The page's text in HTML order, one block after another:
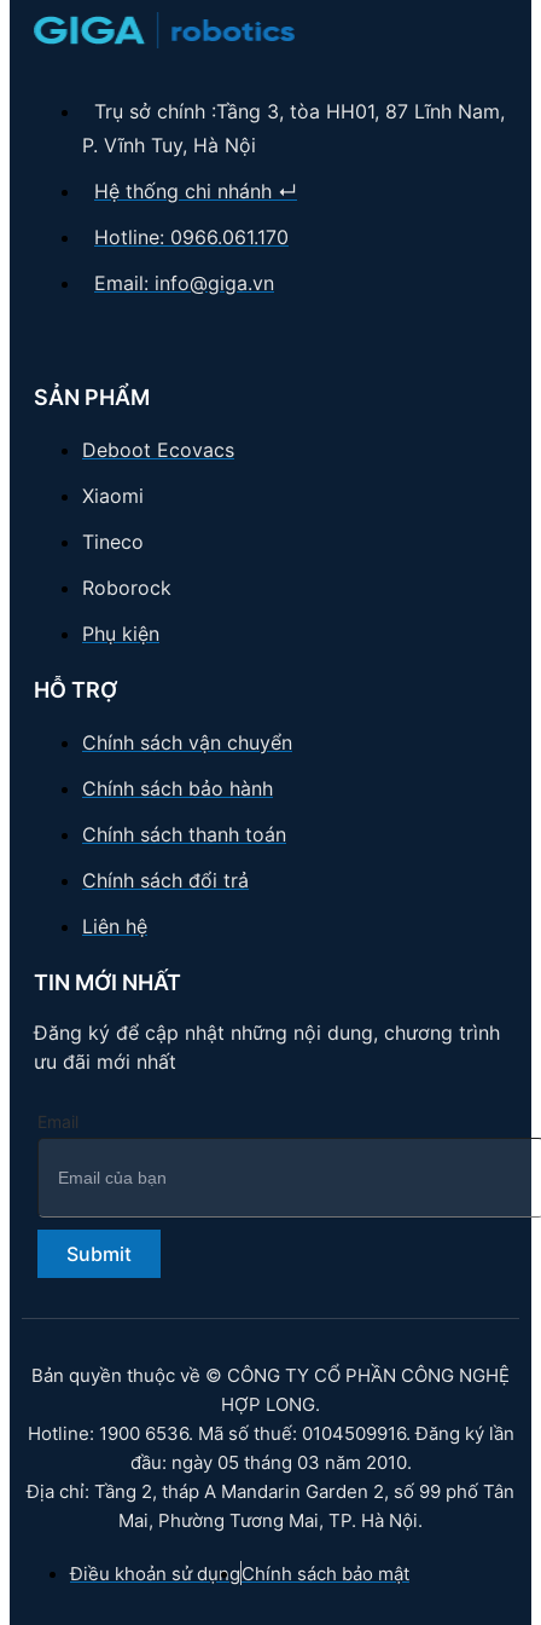
Trụ sở chính :Tầng 3, tòa HH01, 87 Lĩnh Nam,
P. Vĩnh Tuy, Hà Nội
Hệ thống chi nhánh ↵
Hotline: 0966.061.170
Email: info@giga.vn
SẢN PHẨM
Deboot Ecovacs
Xiaomi
Tineco
Roborock
Phụ kiện
HỖ TRỢ
Chính sách vận chuyển
Chính sách bảo hành
Chính sách thanh toán
Chính sách đổi trả
Liên hệ
TIN MỚI NHẤT
Đăng ký để cập nhật những nội dung, chương trình
ưu đãi mới nhất
Email
Submit
Bản quyền thuộc về © CÔNG TY CỔ PHẦN CÔNG NGHỆ
HỢP LONG.
Hotline: 1900 6536. Mã số thuế: 0104509916. Đăng ký lần
đầu: ngày 05 tháng 03 năm 2010.
Địa chỉ: Tầng 2, tháp A Mandarin Garden 2, số 99 phố Tân
Mai, Phường Tương Mai, TP. Hà Nội.
Điều khoản sử dụngChính sách bảo mật